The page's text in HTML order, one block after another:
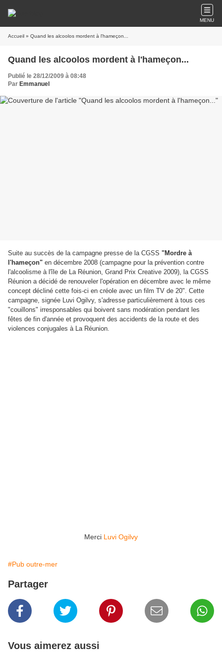
MENU
Accueil » Quand les alcoolos mordent à l'hameçon...
Quand les alcoolos mordent à l'hameçon...
Publié le 28/12/2009 à 08:48
Par Emmanuel
Suite au succès de la campagne presse de la CGSS "Mordre à
l'hameçon" en décembre 2008 (campagne pour la prévention contre
l'alcoolisme à l'île de La Réunion, Grand Prix Creative 2009), la CGSS
Réunion a décidé de renouveler l'opération en décembre avec le même
concept décliné cette fois-ci en créole avec un film TV de 20". Cette
campagne, signée Luvi Ogilvy, s'adresse particulièrement à tous ces
"couillons" irresponsables qui boivent sans modération pendant les
fêtes de fin d'année et provoquent des accidents de la route et des
violences conjugales à La Réunion.
Merci Luvi Ogilvy
#Pub outre-mer
Partager
Vous aimerez aussi